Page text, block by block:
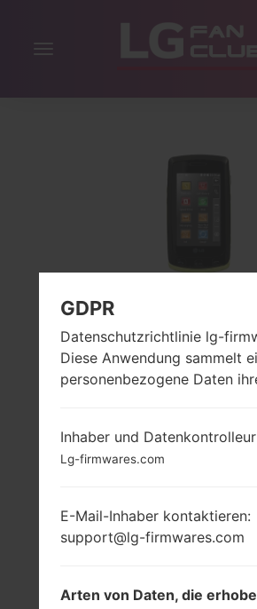
Navigation
LG 700
DER LG
240 x 400 Pixel
(~155 Dichte der
GDPR
Datenschutzrichtlinie lg-
Diese Anwendung sammelt
personenbezogene Daten
Inhaber und Datenkontrolleur
Lg-firmwares.com
E-Mail-Inhaber kontaktieren:
support@lg-firmwares.com
Arten von Daten, die